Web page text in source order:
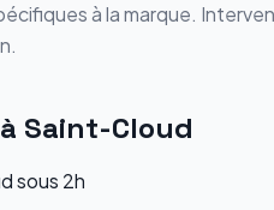
à la marque.
à Saint-Cloud
sous 2h